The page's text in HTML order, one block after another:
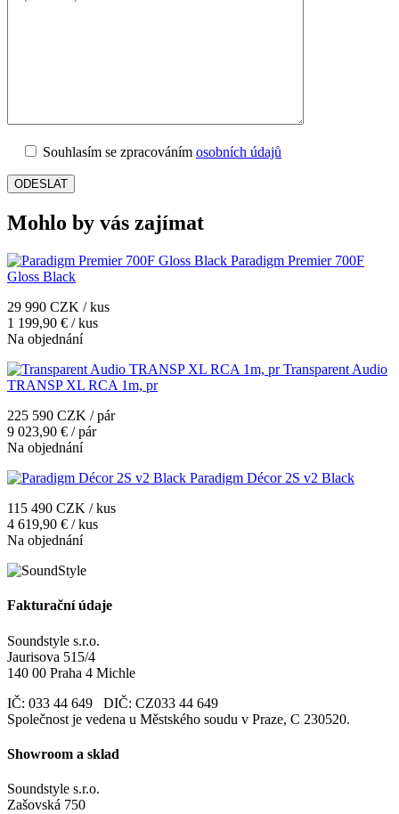
Souhlasím se zpracováním osobních údajů
Mohlo by vás zajímat
Paradigm Premier 700F
Gloss Black
29 990 CZK / kus
1 199,90 € / kus
Na objednání
Transparent Audio
TRANSP XL RCA 1m, pr
225 590 CZK / pár
9 023,90 € / pár
Na objednání
Paradigm Décor 2S v2 Black
115 490 CZK / kus
4 619,90 € / kus
Na objednání
Fakturační údaje
Soundstyle s.r.o.
Jaurisova 515/4
140 00 Praha 4 Michle
IČ: 033 44 649 DIČ: CZ033 44 649
Společnost je vedena u Městského soudu v Praze, C 230520.
Showroom a sklad
Soundstyle s.r.o.
Zašovská 750